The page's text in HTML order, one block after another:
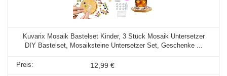
Kuvarix Mosaik Bastelset Kinder, 3 Stück Mosaik Untersetzer
DIY Bastelset, Mosaiksteine Untersetzer Set, Geschenke ...
12,99 €